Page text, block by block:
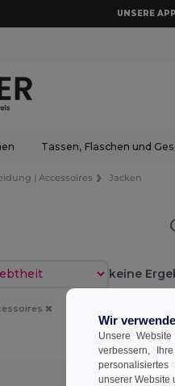
UNSERE
Tassen, Flaschen und
| Accessoires Jacken
nach keine
Wir
Unsere
verbessern,
personalisiertes
unserer Website